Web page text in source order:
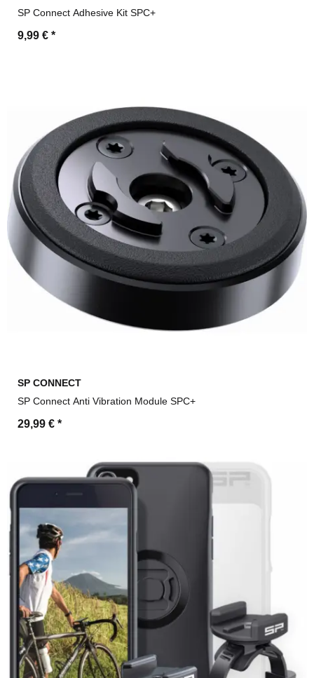
SP Connect Adhesive Kit SPC+
9,99 € *
SP CONNECT
SP Connect Anti Vibration Module SPC+
29,99 € *